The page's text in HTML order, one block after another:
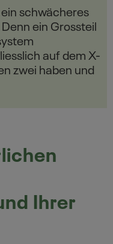
schwächeres
ein Grossteil
auf dem X-
zwei haben und
Ihrer